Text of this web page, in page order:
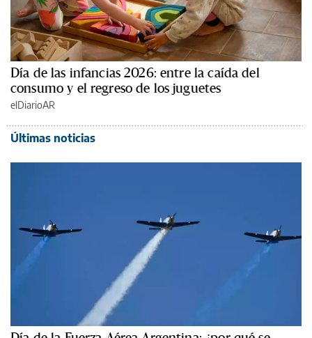
Día de las infancias 2026: entre la caída del
consumo y el regreso de los juguetes
elDiarioAR
Últimas noticias